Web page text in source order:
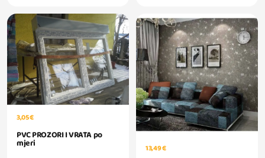
3,05 €
PVC PROZORI I VRATA po
mjeri 13,49 €